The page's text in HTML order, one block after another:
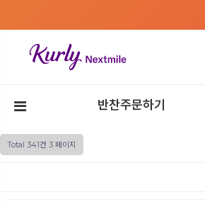
반찬주문하기
Total 341건 3 페이지